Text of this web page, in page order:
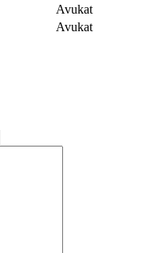
Avukat
Avukat